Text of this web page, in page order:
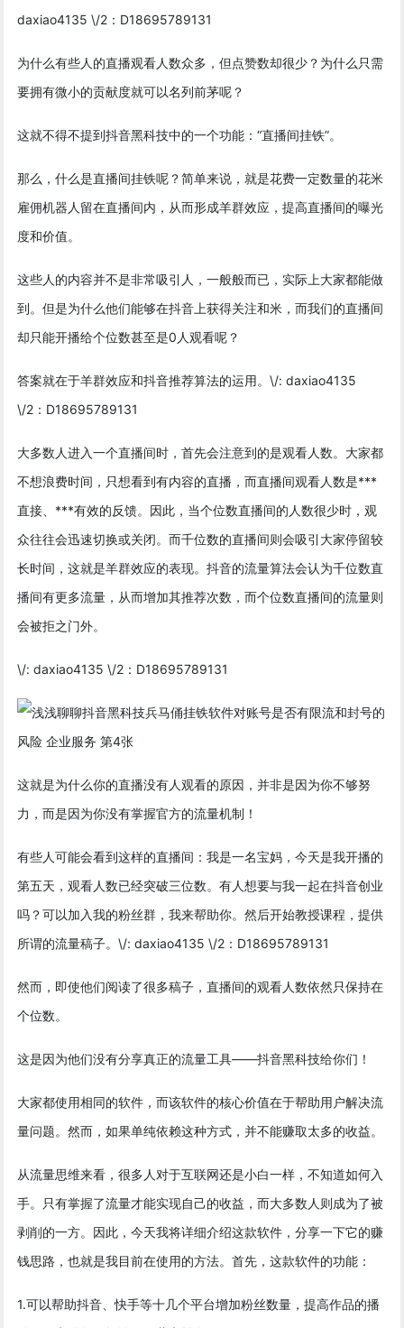
daxiao4135 \/2：D18695789131
为什么有些人的直播观看人数众多，但点赞数却很少？为什么只需
要拥有微小的贡献度就可以名列前茅呢？
这就不得不提到抖音黑科技中的一个功能：“直播间挂铁”。
那么，什么是直播间挂铁呢？简单来说，就是花费一定数量的花米
雇佣机器人留在直播间内，从而形成羊群效应，提高直播间的曝光
度和价值。
这些人的内容并不是非常吸引人，一般般而已，实际上大家都能做
到。但是为什么他们能够在抖音上获得关注和米，而我们的直播间
却只能开播给个位数甚至是0人观看呢？
答案就在于羊群效应和抖音推荐算法的运用。\/: daxiao4135
\/2：D18695789131
大多数人进入一个直播间时，首先会注意到的是观看人数。大家都
不想浪费时间，只想看到有内容的直播，而直播间观看人数是***
直接、***有效的反馈。因此，当个位数直播间的人数很少时，观
众往往会迅速切换或关闭。而千位数的直播间则会吸引大家停留较
长时间，这就是羊群效应的表现。抖音的流量算法会认为千位数直
播间有更多流量，从而增加其推荐次数，而个位数直播间的流量则
会被拒之门外。
\/: daxiao4135 \/2：D18695789131
这就是为什么你的直播没有人观看的原因，并非是因为你不够努
力，而是因为你没有掌握官方的流量机制！
有些人可能会看到这样的直播间：我是一名宝妈，今天是我开播的
第五天，观看人数已经突破三位数。有人想要与我一起在抖音创业
吗？可以加入我的粉丝群，我来帮助你。然后开始教授课程，提供
所谓的流量稿子。\/: daxiao4135 \/2：D18695789131
然而，即使他们阅读了很多稿子，直播间的观看人数依然只保持在
个位数。
这是因为他们没有分享真正的流量工具——抖音黑科技给你们！
大家都使用相同的软件，而该软件的核心价值在于帮助用户解决流
量问题。然而，如果单纯依赖这种方式，并不能赚取太多的收益。
从流量思维来看，很多人对于互联网还是小白一样，不知道如何入
手。只有掌握了流量才能实现自己的收益，而大多数人则成为了被
剥削的一方。因此，今天我将详细介绍这款软件，分享一下它的赚
钱思路，也就是我目前在使用的方法。首先，这款软件的功能：
1.可以帮助抖音、快手等十几个平台增加粉丝数量，提高作品的播